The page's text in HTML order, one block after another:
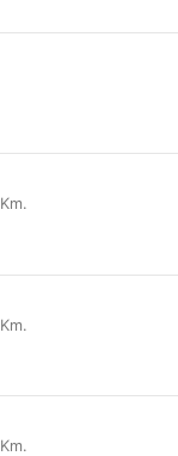
Km.
Km.
Km.